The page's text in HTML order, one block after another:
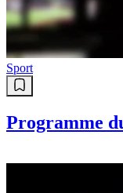
Sport
Programme